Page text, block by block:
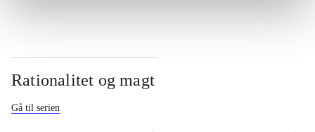
Rationalitet og magt
Gå til serien